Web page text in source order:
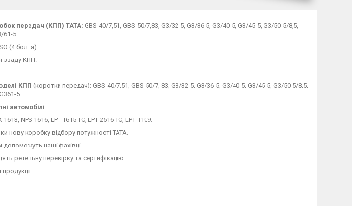
передач (КПП) ТАТА: GBS-40/7,51, GBS-50/7,83, G3/32-5, G3/36-5, G3/40-5, G3/45-5, G3/50-5/8,5,
61-5
(4 болта).
ззаду КПП.
КПП (коротки передач): GBS-40/7,51, GBS-50/7, 83, G3/32-5, G3/36-5, G3/40-5, G3/45-5, G3/50-5/8,5,
5
автомобілі:
NPS 1616, LPT 1615 TC, LPT 2516 TC, LPT 1109.
нову коробку відбору потужності ТАТА.
допоможуть наші фахівці.
ретельну перевірку та сертифікацію.